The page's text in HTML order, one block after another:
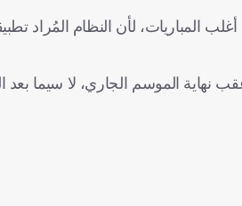
المباريات، لأن النظام المُراد
الموسم الجاري، لا سيما بعد